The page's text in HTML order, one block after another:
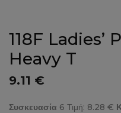
118F Ladies’
Heavy T
9.11 €
Συσκευασία 6 Τιμή: 8.28 €